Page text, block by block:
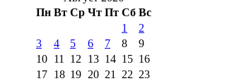
Пн Вт Ср Чт Пт Сб Вс
1
2
3
4 5 6 7 8
9
10 11 12 13 14 15 16
17 18 19 20 21 22 23